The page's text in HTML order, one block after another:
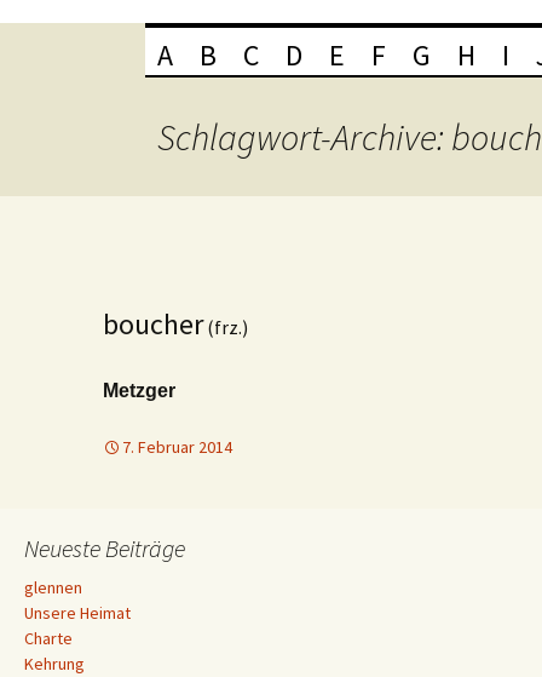
A B C D E F G H I
Schlagwort-Archive:
boucher(frz.)
Metzger
7. Februar 2014
Neueste Beiträge
glennen
Unsere Heimat
Charte
Kehrung